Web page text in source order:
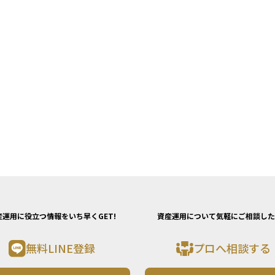
運用に役立つ情報をいち早くGET!
無料LINE登録
資産運用について気軽にご相談し
プロへ相談する